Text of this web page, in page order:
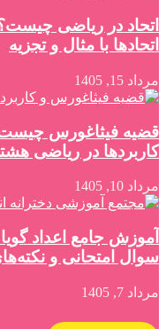
اتحاد در ریاضی
اتحادها با مثال و تجزیه
مرداد 15, 1405
قضیه فیثاغورس
کاربردها در ریاضی
مرداد 10, 1405
آموزش جامع اعداد
سوال امتحانی و
مرداد 7, 1405